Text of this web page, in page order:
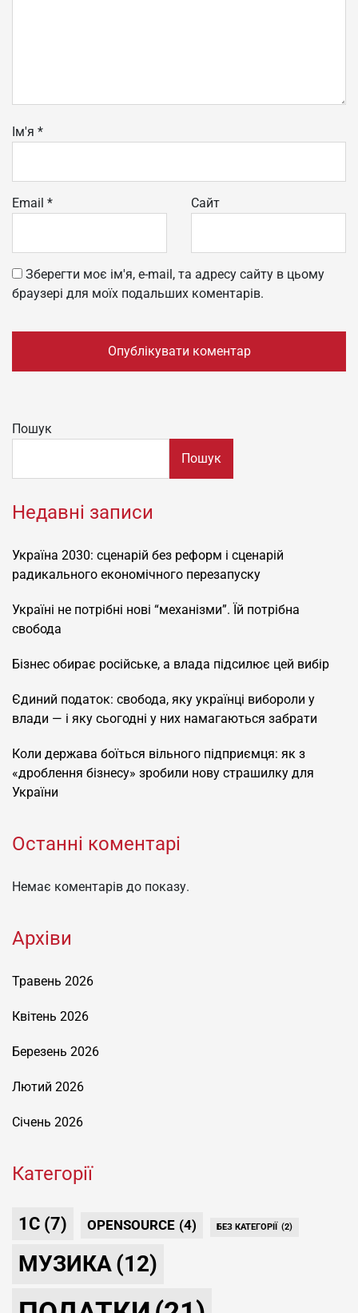
Ім'я *
Email * Сайт
Зберегти моє ім'я, e-mail, та адресу сайту в цьому
браузері для моїх подальших коментарів.
Пошук
Пошук
Недавні записи
Україна 2030: сценарій без реформ і сценарій
радикального економічного перезапуску
Україні не потрібні нові “механізми”. Їй потрібна
свобода
Бізнес обирає російське, а влада підсилює цей вибір
Єдиний податок: свобода, яку українці вибороли у
влади — і яку сьогодні у них намагаються забрати
Коли держава боїться вільного підприємця: як з
«дроблення бізнесу» зробили нову страшилку для
України
Останні коментарі
Немає коментарів до показу.
Архіви
Травень 2026
Квітень 2026
Березень 2026
Лютий 2026
Січень 2026
Категорії
1С (7) OPENSOURCE (4) БЕЗ КАТЕГОРІЇ (2)
МУЗИКА(12)